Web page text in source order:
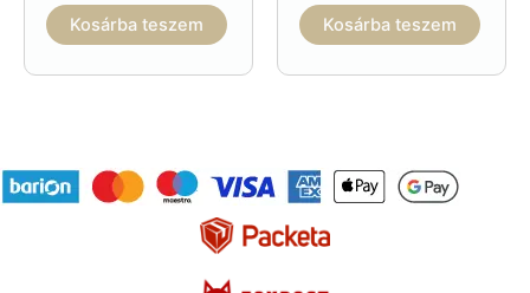
Kosárba teszem Kosárba teszem